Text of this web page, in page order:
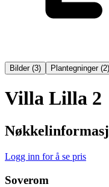
Bilder(3) Plantegninger(2)
Villa Lilla 2
Logg inn for å se pris
Soverom